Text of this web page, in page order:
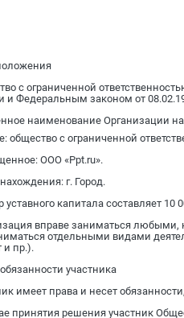
с ограниченной
и Федеральным законом от
наименование Организации
общество с ограниченной
ООО «Ppt.ru».
г. Город.
уставного капитала составляет 10
вправе заниматься
отдельными видами
и пр.).
участника
имеет права и несет
принятия решения участник